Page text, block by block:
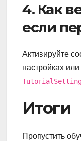
4. Как
если
Активируйте
настройках
Итоги
Пропустить